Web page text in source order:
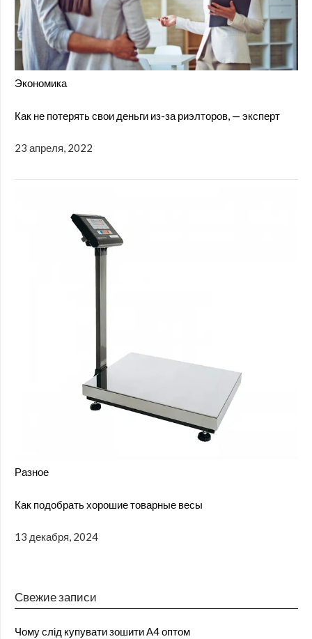
Экономика
Как не потерять свои деньги из-за риэлторов, — эксперт
23 апреля, 2022
Разное
Как подобрать хорошие товарные весы
13 декабря, 2024
Свежие записи
Чому слід купувати зошити А4 оптом